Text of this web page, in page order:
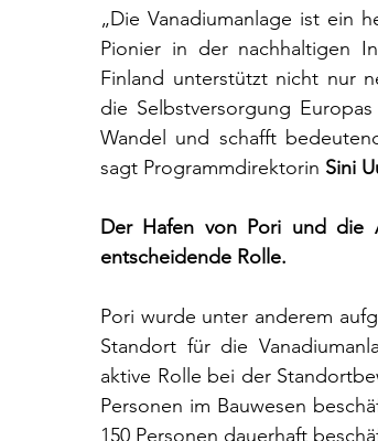
„Die Vanadiumanlage ist ein
Pionier in der nachhaltigen
Finland unterstützt nicht nur
die Selbstversorgung
Wandel und schafft
sagt Programmdirektorin Sini
Der Hafen von Pori und die
entscheidende Rolle.
Pori wurde unter anderem
Standort für die
aktive Rolle bei der
Personen im Bauwesen
150 Personen dauerhaft